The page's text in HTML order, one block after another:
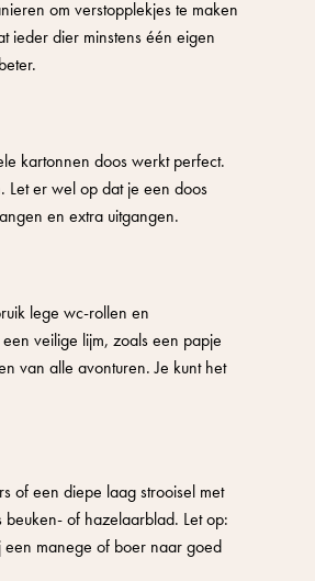
om verstopplekjes te maken
ieder dier minstens één eigen
kartonnen doos werkt perfect.
Let er wel op dat je een doos
en extra uitgangen.
lege wc-rollen en
veilige lijm, zoals een papje
van alle avonturen. Je kunt het
of een diepe laag strooisel met
of hazelaarblad. Let op:
een manege of boer naar goed